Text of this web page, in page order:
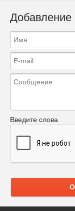
Добавление
Введите слова